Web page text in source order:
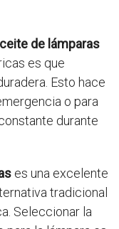
de lámparas
es que
Esto hace
o para
durante
es una excelente
tradicional
Seleccionar la